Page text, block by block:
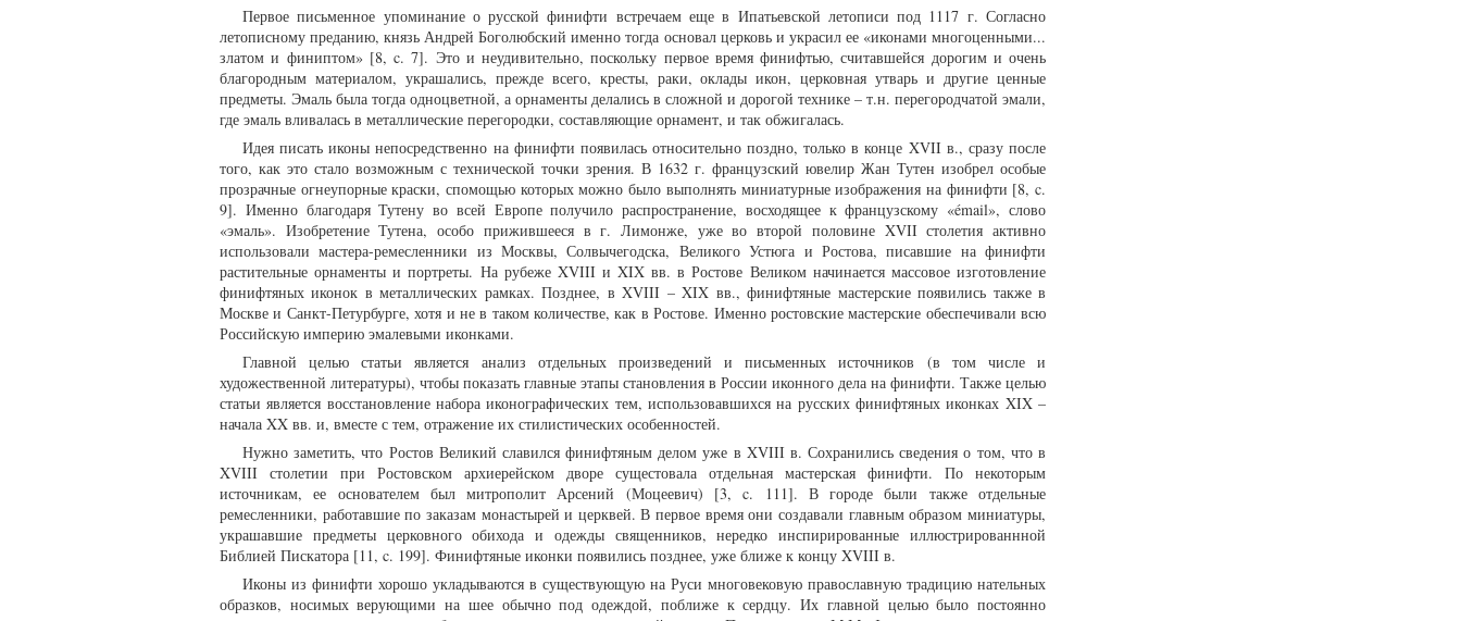
Первое письменное упоминание о русской финифти встречаем еще в Ипатьевской летописи под 1117 г. Согласно
летописному преданию, князь Андрей Боголюбский именно тогда основал церковь и украсил ее «иконами многоценными...
златом и финиптом» [8, c. 7]. Это и неудивительно, поскольку первое время финифтью, считавшейся дорогим и очень
благородным материалом, украшались, прежде всего, кресты, раки, оклады икон, церковная утварь и другие ценные
предметы. Эмаль была тогда одноцветной, а орнаменты делались в сложной и дорогой технике – т.н. перегородчатой эмали,
где эмаль вливалась в металлические перегородки, составляющие орнамент, и так обжигалась.
Идея писать иконы непосредственно на финифти появилась относительно поздно, только в конце XVII в., сразу после
того, как это стало возможным с технической точки зрения. В 1632 г. французский ювелир Жан Тутен изобрел особые
прозрачные огнеупорные краски, спомощью которых можно было выполнять миниатурные изображения на финифти [8, c.
9]. Именно благодаря Тутену во всей Европе получило распространение, восходящее к французскому «émail», слово
«эмаль». Изобретение Тутена, особо прижившееся в г. Лимонже, уже во второй половине XVII столетия активно
использовали мастера-ремесленники из Москвы, Солвычегодска, Великого Устюга и Ростова, писавшие на финифти
растительные орнаменты и портреты. На рубеже XVIII и XIX вв. в Ростове Великом начинается массовое изготовление
финифтяных иконок в металлических рамках. Позднее, в XVIII – XIX вв., финифтяные мастерские появились также в
Москве и Санкт-Петурбурге, хотя и не в таком количестве, как в Ростове. Именно ростовские мастерские обеспечивали всю
Российскую империю эмалевыми иконками.
Главной целью статьи является анализ отдельных произведений и письменных источников (в том числе и
художественной литературы), чтобы показать главные этапы становления в России иконного дела на финифти. Также целью
статьи является восстановление набора иконографических тем, использовавшихся на русских финифтяных иконках XIX –
начала XX вв. и, вместе с тем, отражение их стилистических особенностей.
Нужно заметить, что Ростов Великий славился финифтяным делом уже в XVIII в. Сохранились сведения о том, что в
XVIII столетии при Ростовском архиерейском дворе сущестовала отдельная мастерская финифти. По некоторым
источникам, ее основателем был митрополит Арсений (Моцеевич) [3, c. 111]. В городе были также отдельные
ремесленники, работавшие по заказам монастырей и церквей. В первое время они создавали главным образом миниатуры,
украшавшие предметы церковного обихода и одежды священников, нередко инспирированные иллюстрированнной
Библией Пискатора [11, c. 199]. Финифтяные иконки появились позднее, уже ближе к концу XVIII в.
Иконы из финифти хорошо укладываются в существующую на Руси многовековую православную традицию нательных
образков, носимых верующими на шее обычно под одеждой, поближе к сердцу. Их главной целью было постоянно